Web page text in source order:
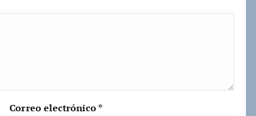
Correo electrónico *